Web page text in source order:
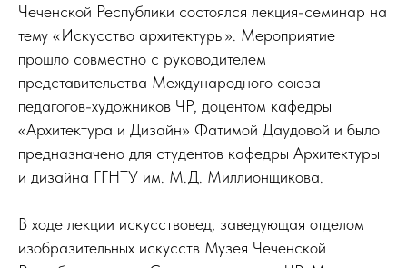
Чеченской Республики состоялся лекция-семинар на
тему «Искусство архитектуры». Мероприятие
прошло совместно с руководителем
представительства Международного союза
педагогов-художников ЧР, доцентом кафедры
«Архитектура и Дизайн» Фатимой Даудовой и было
предназначено для студентов кафедры Архитектуры
и дизайна ГГНТУ им. М.Д. Миллионщикова.
В ходе лекции искусствовед, заведующая отделом
изобразительных искусств Музея Чеченской